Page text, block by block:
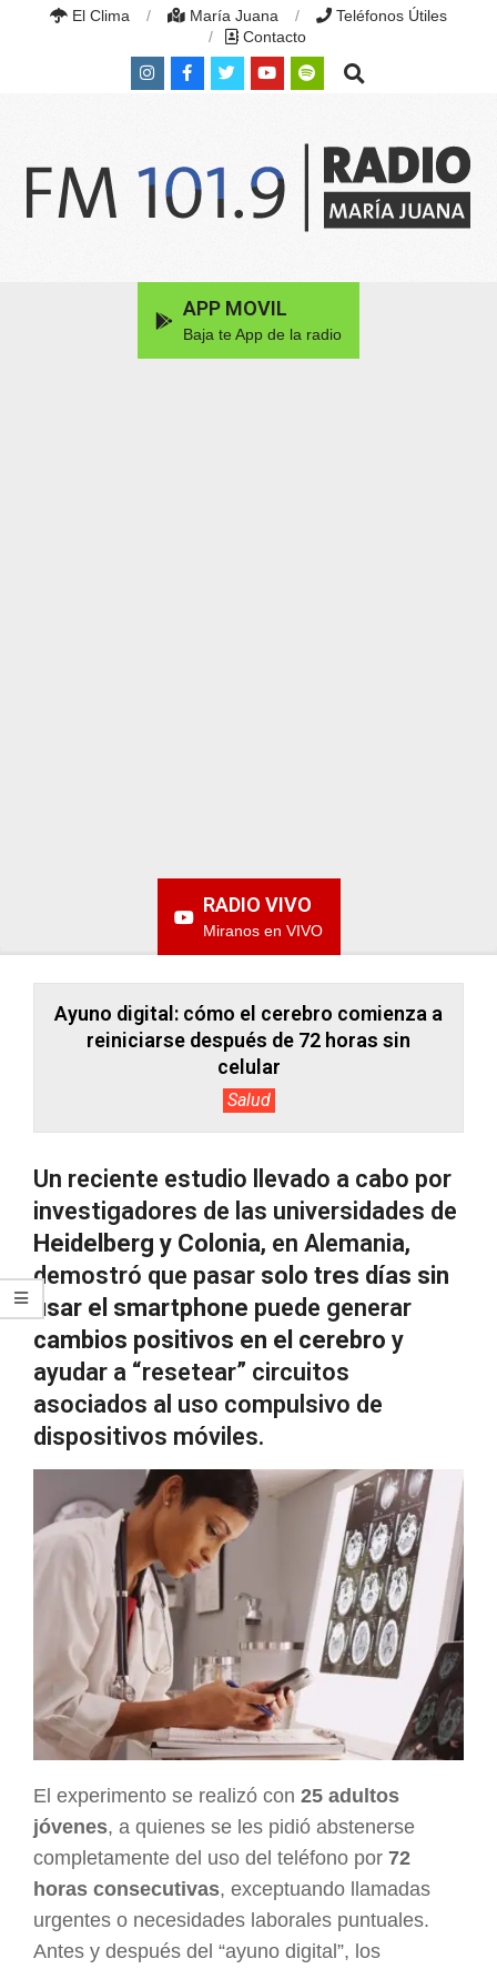
El Clima María Juana
Teléfonos Útiles
Contacto
Search
APP MOVIL
Baja te App de la radio
RADIO VIVO
Miranos en VIVO
Ayuno digital: cómo el cerebro comienza a
reiniciarse después de 72 horas sin
celular
Salud
Un reciente estudio llevado a cabo por
investigadores de las universidades de
Heidelberg y Colonia, en Alemania,
demostró que pasar solo tres días sin
usar el smartphone puede generar
cambios positivos en el cerebro y
ayudar a “resetear” circuitos
asociados al uso compulsivo de
dispositivos móviles.
El experimento se realizó con 25 adultos
jóvenes, a quienes se les pidió abstenerse
completamente del uso del teléfono por 72
horas consecutivas, exceptuando llamadas
urgentes o necesidades laborales puntuales.
Antes y después del “ayuno digital”, los